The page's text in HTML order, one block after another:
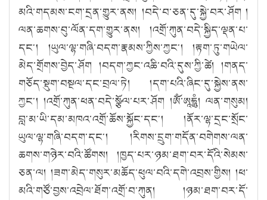
མའི་གདམས་ངག་དྲན་གྱུར་ནས། །བདེ་བ་ཅན་དུ་སྐྱེ་བར་ཤོག །
ལན་ཆགས་བུ་ལོན་དག་གྱུར་ནས། །འགྲོ་ཀུན་བདེ་སྐྱིད་ལྡན་པ་
དང༌། །ཡུལ་ལྷ་གཞི་བདག་རྣམས་ཀྱིས་ཀྱང༌། །རྟག་ཏུ་གཡེལ་
མེད་གྲོགས་བྱེད་ཤོག །བདག་ཀྱང་འཆི་བའི་དུས་ཀྱི་ཚེ། །གནད་
གཅོད་སྡུག་བསྔལ་དང་བྲལ་ཏེ། །དག་པའི་ཞིང་དུ་སྐྱེས་ནས་
ཀྱང༌། །འགྲོ་ཀུན་ཕན་བདེ་སྩོལ་པར་ཤོག །ཨོཾ་ཨཱཿཧཱུཾ། ལན་གསུམ།
བླ་མ་ཡི་དམ་མཁའ་འགྲོ་ཆོས་སྐྱོང་དང༌། །ནོར་ལྷ་དྲང་སྲོང་
ཡུལ་ལྷ་གཞི་བདག་དང༌། །རིགས་དྲུག་གདོན་བགེགས་ལན་
ཆགས་གཉེར་བའི་ཚོགས། །ཁྱད་པར་ཉམ་ཐག་བར་དོའི་སེམས་
ཅན་ལ། །ཟག་མེད་གསུར་མཆོད་ཕུལ་བའི་དགེ་འབྲས་གྱིས། །ཕ་
མའི་གཙོ་བྱས་འབྲེལ་ཐོག་འགྲོ་བ་ཀུན། །ཉམ་ཐག་བར་དོ་